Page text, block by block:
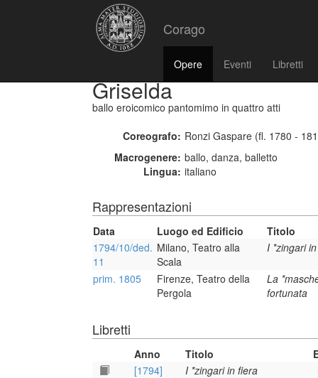
Corago
Opere Eventi Libretti
Griselda
ballo eroicomico pantomimo in quattro atti
Coreografo: Ronzi Gaspare (fl. 1780 -
Macrogenere: ballo, danza, balletto
Lingua: italiano
Rappresentazioni
Data Luogo ed Edificio
Titolo
1794/10/ded.
11
Milano, Teatro alla
Scala
I *zingari
prim. 1805
Firenze, Teatro della
Pergola
La
fortunata
Libretti
Anno Titolo
[1794]
I *zingari in fiera